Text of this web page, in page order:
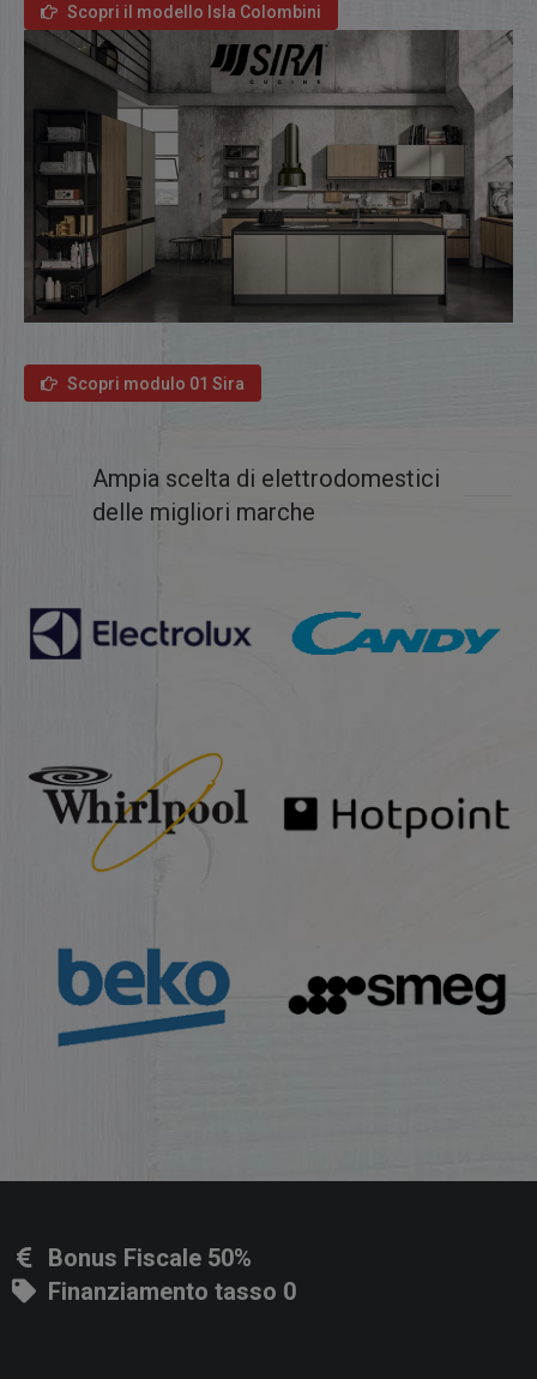
Scopri il modello Isla Colombini
Scopri modulo 01 Sira
Ampia scelta di elettrodomestici
delle migliori marche
Bonus Fiscale 50%
Finanziamento tasso 0